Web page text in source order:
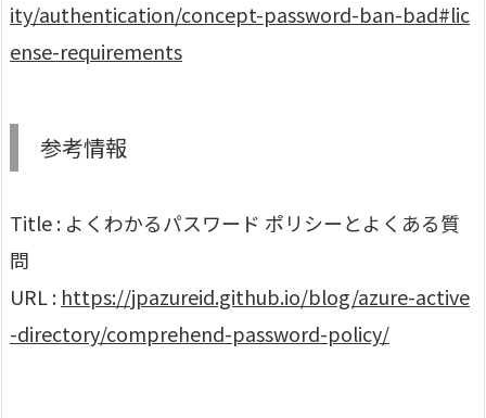
ity/authentication/concept-password-ban-bad#lic
ense-requirements
参考情報
Title : よくわかるパスワード ポリシーとよくある質
問
URL : https://jpazureid.github.io/blog/azure-active
-directory/comprehend-password-policy/